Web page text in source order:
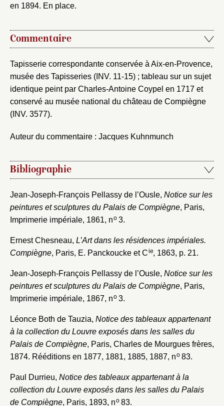
en 1894. En place.
Commentaire
Tapisserie correspondante conservée à Aix-en-Provence,
musée des Tapisseries (INV. 11-15) ; tableau sur un sujet
identique peint par Charles-Antoine Coypel en 1717 et
conservé au musée national du château de Compiègne
(INV. 3577).
Auteur du commentaire : Jacques Kuhnmunch
Bibliographie
Jean-Joseph-François Pellassy de l’Ousle, Notice sur les
peintures et sculptures du Palais de Compiègne, Paris,
Imprimerie impériale, 1861, no3.
Ernest Chesneau, L’Art dans les résidences impériales.
Compiègne, Paris, E. Panckoucke et Cie, 1863, p. 21.
Jean-Joseph-François Pellassy de l’Ousle, Notice sur les
peintures et sculptures du Palais de Compiègne, Paris,
Imprimerie impériale, 1867, no3.
Léonce Both de Tauzia, Notice des tableaux appartenant
à la collection du Louvre exposés dans les salles du
Palais de Compiègne, Paris, Charles de Mourgues frères,
1874. Rééditions en 1877, 1881, 1885, 1887, no83.
Paul Durrieu, Notice des tableaux appartenant à la
collection du Louvre exposés dans les salles du Palais
de Compiègne, Paris, 1893, no83.
Fermer
Choix du dossier où ajouter la
notice
Nom du dossier
Nouveau dossier
Fermer
Connexion
Courriel
Mot de passe